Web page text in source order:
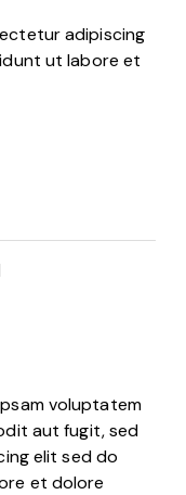
voluptatem
aut fugit, sed
elit sed do
et dolore
adipiscing
ut labore et